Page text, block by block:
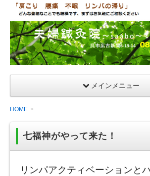
夫
婦
鍼
灸
院
メインメニュー
HOME
七福神がやって来た！
リンパアクティベーションと